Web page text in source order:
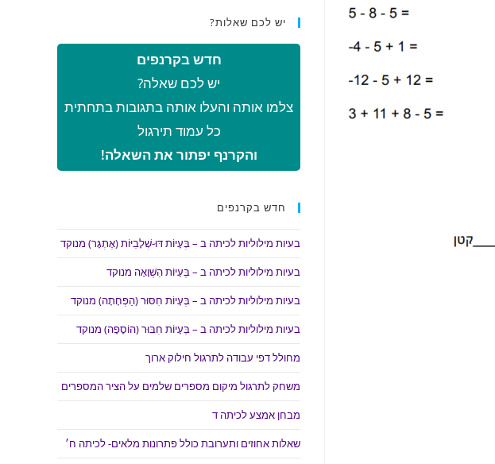
יש לכם שאלות?
חדש בקרנפים
יש לכם שאלה?
צלמו אותה והעלו אותה בתגובות בתחתית
כל עמוד תירגול
והקרנף יפתור את השאלה!
חדש בקרנפים
בעיות מילוליות לכיתה ב – בְּעָיוֹת דּוּ-שְׁלָבִיּוֹת (אֶתְגָּר) מנוקד
בעיות מילוליות לכיתה ב – בְּעָיוֹת הַשְׁוָאָה מנוקד
בעיות מילוליות לכיתה ב – בְּעָיוֹת חִסּוּר (הַפְחָתָה) מנוקד
בעיות מילוליות לכיתה ב – בְּעָיוֹת חִבּוּר (הוֹסָפָה) מנוקד
מחולל דפי עבודה לתרגול חילוק ארוך
משחק לתרגול מיקום מספרים שלמים על הציר המספרים
מבחן אמצע לכיתה ד
שאלות אחוזים ותערובת כולל פתרונות מלאים- לכיתה ח׳